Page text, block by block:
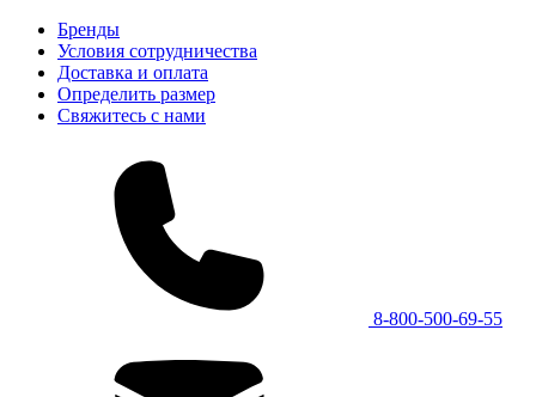
Бренды
Условия сотрудничества
Доставка и оплата
Определить размер
Свяжитесь с нами
8-800-500-69-55